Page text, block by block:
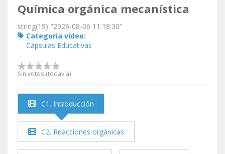
Química orgánica mecanística
string(19) "2026-08-06 11:18:30"
Categoria video:
Cápsulas Educativas
Sin votos (todavía)
C1. Introducción
C2. Reacciones orgánicas